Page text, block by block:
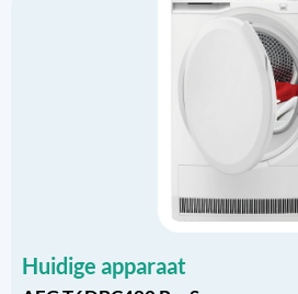
Huidige apparaat